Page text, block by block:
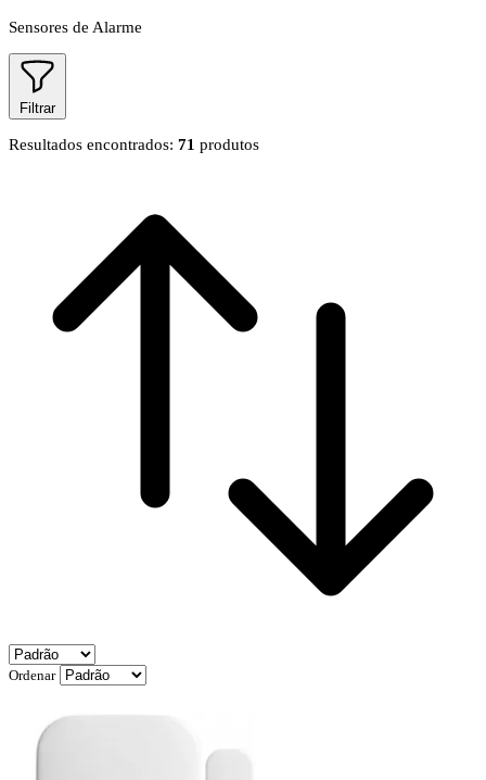
Sensores de Alarme
Filtrar
Resultados encontrados: 71 produtos
Ordenar